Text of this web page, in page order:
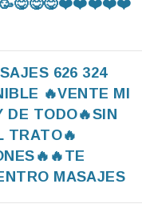
626 324
🔥VENTE MI
DE TODO🔥SIN
TRATO🔥
MASAJES